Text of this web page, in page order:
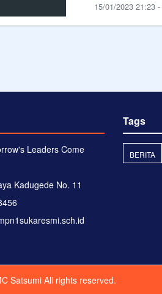
15/01/2023 21:23
Leaders Come
Kadugede No. 11
Tags
BERITA
SatsumiAll rights reserved.